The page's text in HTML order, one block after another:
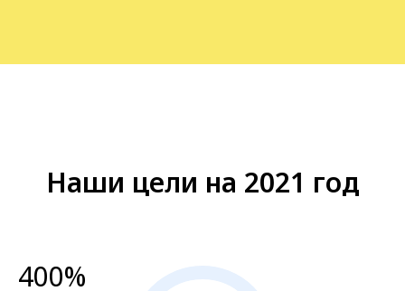
Наши цели на 2021 год
400%